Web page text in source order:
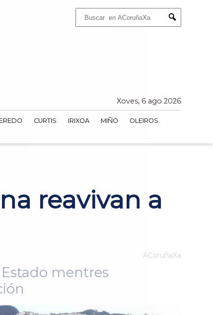
Submit
Xoves, 6 ago 2026
CURTIS IRIXOA MIÑO
OLEIROS
reavivan a
ACoruñaXa
mentres